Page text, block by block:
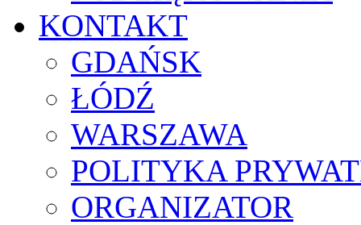
KONTAKT
GDAŃSK
ŁÓDŹ
WARSZAWA
POLITYKA
ORGANIZATOR